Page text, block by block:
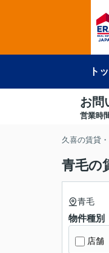
ト
お問
営業時
久喜の賃貸
青毛の
青毛
物件種別
店舗